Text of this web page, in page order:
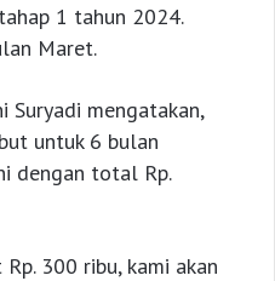
1 tahun 2024.
Maret.
Suryadi mengatakan,
untuk 6 bulan
dengan total Rp.
300 ribu, kami akan